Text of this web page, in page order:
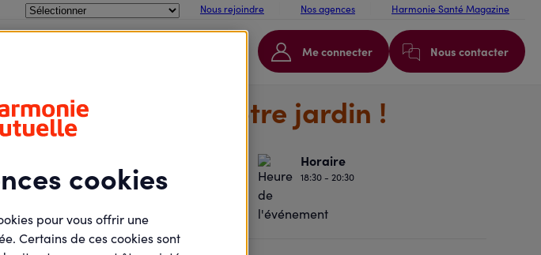
Me connecter Nous contacter
Nous rejoindre Nos agences Harmonie Santé Magazine
La santé dans votre jardin !
Salle du mille-club
Rue des Seigneulles
Horaire
18:30 - 20:30
cookies
pour vous offrir une
Certains de ces cookies sont